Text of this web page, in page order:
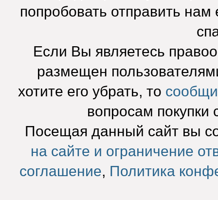
попробовать отправить нам
Если Вы являетесь
размещен
хотите его убрать, то
вопросам покупки
Посещая данный сайт вы
на сайте и ограничение
соглашение, Политика